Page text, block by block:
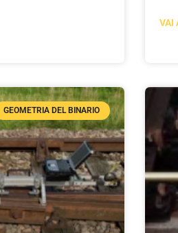
VAI
GEOMETRIA DEL BINARIO